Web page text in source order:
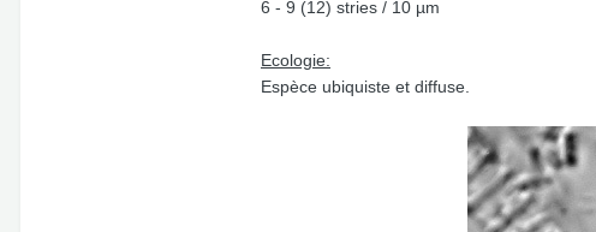
6 - 9 (12) stries / 10 µm
Ecologie:
Espèce ubiquiste et diffuse.